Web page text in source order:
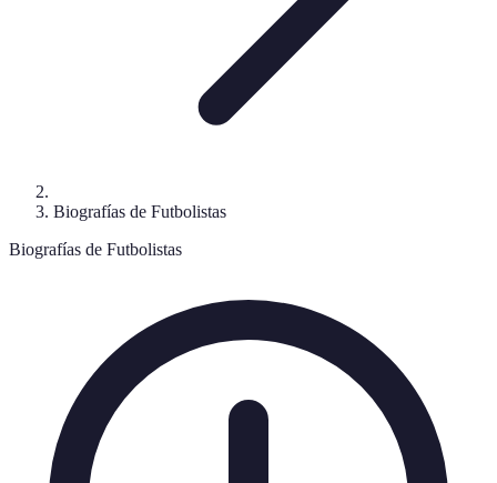
Biografías de Futbolistas
Biografías de Futbolistas